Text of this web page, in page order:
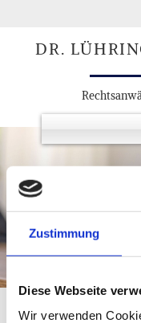
Zustimmung
Diese Webseite
Wir verwenden
DR.